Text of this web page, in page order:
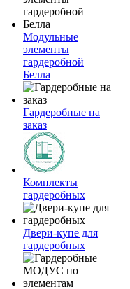
Модульные
элементы
гардеробной
Белла
Гардеробные на
заказ
Комплекты
гардеробных
Двери-купе для
гардеробных